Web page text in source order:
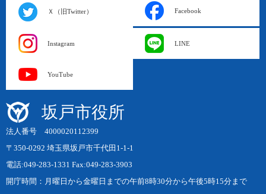
Ｘ（旧Twitter） Facebook
Instagram LINE
YouTube
坂戸市役所
法人番号 4000020112399
〒350-0292 埼玉県坂戸市千代田1-1-1
電話:049-283-1331 Fax:049-283-3903
開庁時間：月曜日から金曜日までの午前8時30分から午後5時15分まで